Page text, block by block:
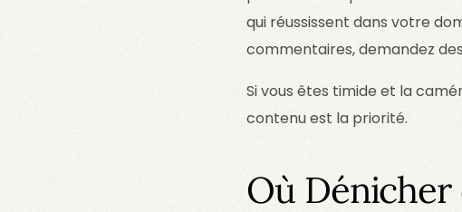
qui réussissent dans votre
commentaires, demandez
Si vous êtes timide et la
contenu est la priorité.
Où